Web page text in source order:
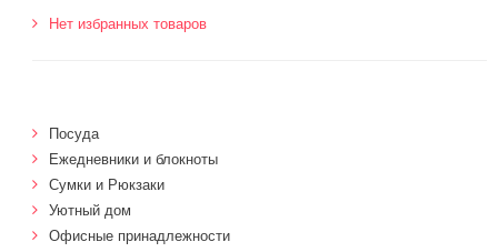
Нет избранных товаров
Посуда
Ежедневники и блокноты
Сумки и Рюкзаки
Уютный дом
Офисные принадлежности